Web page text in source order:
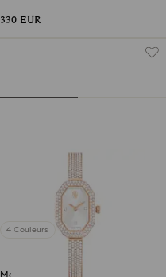
330 EUR
4 Couleurs
Montre Dextera bangle